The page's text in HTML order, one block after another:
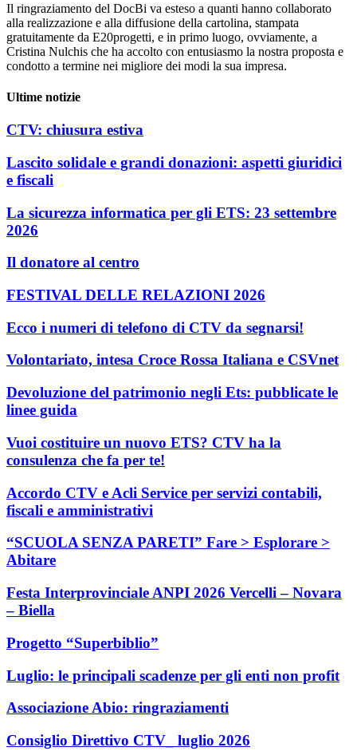
Il ringraziamento del DocBi va esteso a quanti hanno collaborato
alla realizzazione e alla diffusione della cartolina, stampata
gratuitamente da E20progetti, e in primo luogo, ovviamente, a
Cristina Nulchis che ha accolto con entusiasmo la nostra proposta e
condotto a termine nei migliore dei modi la sua impresa.
Ultime notizie
CTV: chiusura estiva
Lascito solidale e grandi donazioni: aspetti giuridici
e fiscali
La sicurezza informatica per gli ETS: 23 settembre
2026
Il donatore al centro
FESTIVAL DELLE RELAZIONI 2026
Ecco i numeri di telefono di CTV da segnarsi!
Volontariato, intesa Croce Rossa Italiana e CSVnet
Devoluzione del patrimonio negli Ets: pubblicate le
linee guida
Vuoi costituire un nuovo ETS? CTV ha la
consulenza che fa per te!
Accordo CTV e Acli Service per servizi contabili,
fiscali e amministrativi
“SCUOLA SENZA PARETI” Fare > Esplorare >
Abitare
Festa Interprovinciale ANPI 2026 Vercelli – Novara
– Biella
Progetto “Superbiblio”
Luglio: le principali scadenze per gli enti non profit
Associazione Abio: ringraziamenti
Consiglio Direttivo CTV_ luglio 2026